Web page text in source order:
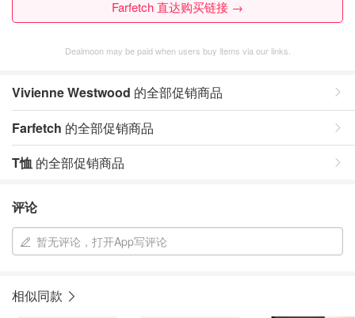
Farfetch 直达购买链接 →
Dealmoon may be paid when users buy items via our links.
Vivienne Westwood 的全部促销商品
Farfetch 的全部促销商品
T恤 的全部促销商品
评论
暂无评论，打开App写评论
相似同款